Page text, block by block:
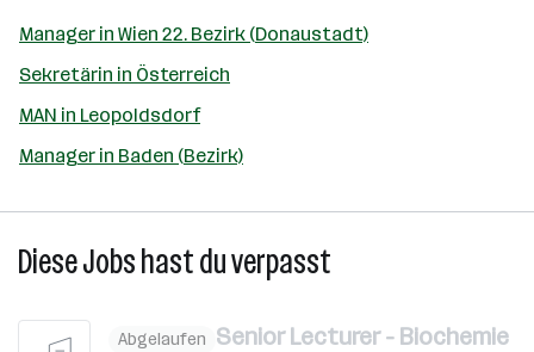
Manager in Wien 22. Bezirk (Donaustadt)
Sekretärin in Österreich
MAN in Leopoldsdorf
Manager in Baden (Bezirk)
Diese Jobs hast du verpasst
Abgelaufen Senior Lecturer - Biochemie